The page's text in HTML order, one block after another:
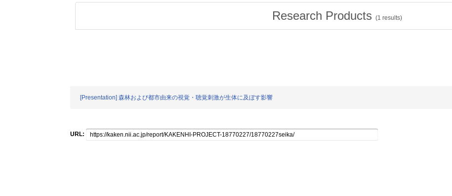
Research Products (1 results)
[Presentation] 森林および都市由来の視覚・聴覚刺激が生体に及ぼす影響
URL: